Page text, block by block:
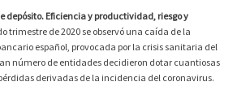
depósito. Eficiencia y productividad, riesgo y
trimestre de 2020 se observó una caída de la
español, provocada por la crisis sanitaria del
número de entidades decidieron dotar cuantiosas
derivadas de la incidencia del coronavirus.